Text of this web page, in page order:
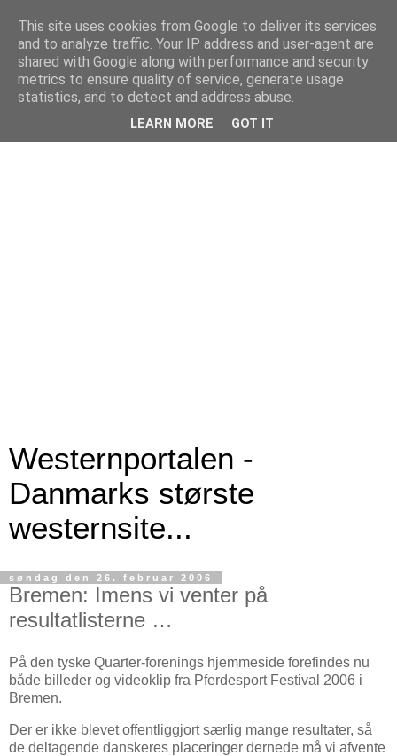
Westernportalen -
Danmarks største
westernsite...
søndag den 26. februar 2006
Bremen: Imens vi venter på
resultatlisterne …
På den tyske Quarter-forenings hjemmeside forefindes nu
både billeder og videoklip fra Pferdesport Festival 2006 i
Bremen.
Der er ikke blevet offentliggjort særlig mange resultater, så
de deltagende danskeres placeringer dernede må vi afvente
This site uses cookies from Google to deliver its services
and to analyze traffic. Your IP address and user-agent are
shared with Google along with performance and security
metrics to ensure quality of service, generate usage
statistics, and to detect and address abuse.
LEARN MORE GOT IT